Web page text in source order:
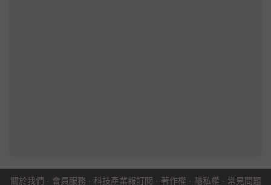
關於我們 · 會員服務 · 科技產業報訂閱 · 著作權 · 隱私權 · 常見問題